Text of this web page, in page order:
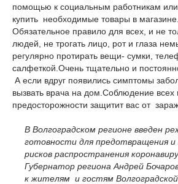
помощью к социальным работникам или
купить необходимые товары в магазине.
Обязательное правило для всех, и не
людей, не трогать лицо, рот и глаза
регулярно протирать вещи- сумки,
салфеткой.Очень тщательно и
А если вдруг появились симптомы
вызвать врача на дом.Соблюдение всех
предосторожности защитит вас от
В Волгоградском регионе введен
готовности для предотвращения и
рисков распространения
Губернатор региона Андрей
к жителям и гостям